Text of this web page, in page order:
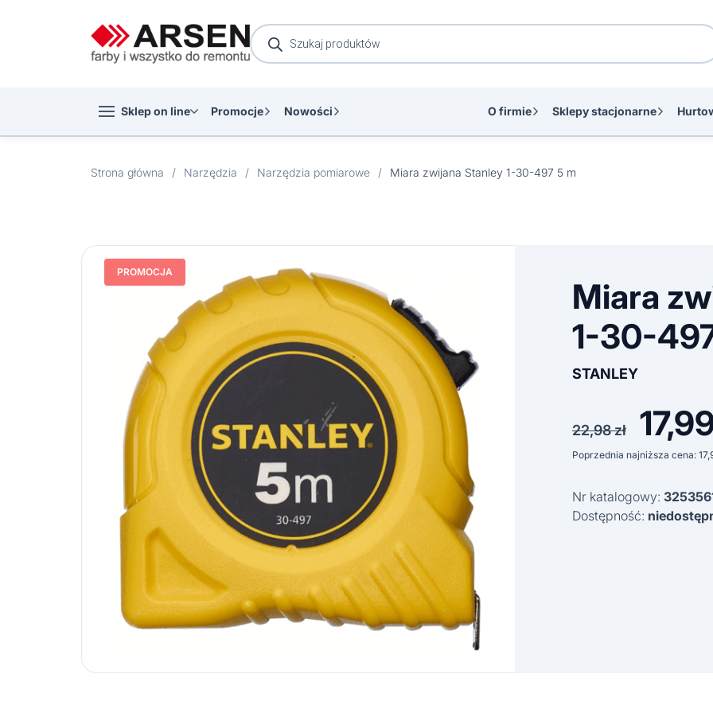
Wyszukiwarka
produktów
Sklep on line Promocje Nowości O firmie Sklepy stacjonarne
Strona główna / Narzędzia / Narzędzia pomiarowe / Miara zwijana Stanley 1-30-497 5 m
PROMOCJA
Miara
1-30-
STANLEY
22,98zł
cena
22,98
Poprzednia najniższa cena:
Nr katalogowy:
Dostępność: